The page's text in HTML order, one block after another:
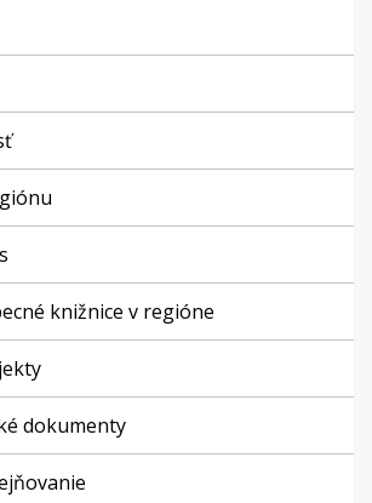
knižnice v regióne
dokumenty